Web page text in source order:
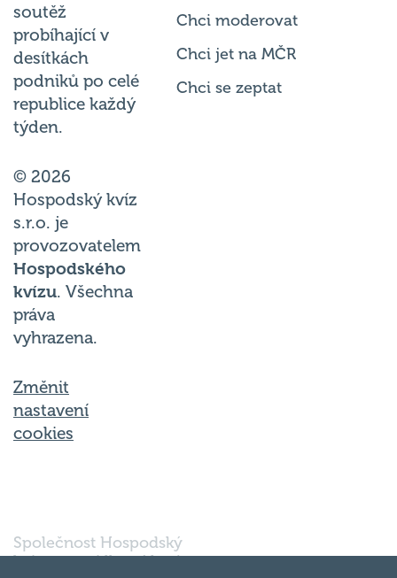
soutěž
probíhající v
desítkách
podniků po celé
republice každý
týden.
© 2026
Hospodský kvíz
s.r.o. je
provozovatelem
Hospodského
kvízu. Všechna
práva
vyhrazena.
Změnit
nastavení
cookies
Chci moderovat
Chci jet na MČR
Chci se zeptat
Společnost Hospodský
kvíz s.r.o., sídlem Nové